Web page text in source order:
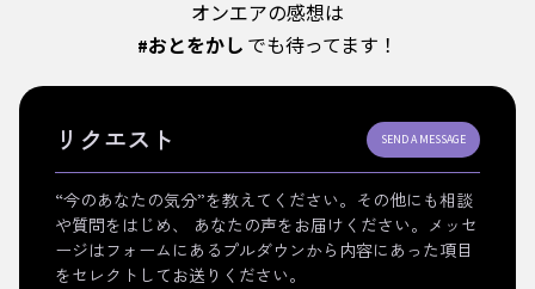
オンエアの感想は
#おとをかし でも待ってます！
リクエスト SEND A MESSAGE
“今のあなたの気分”を教えてください。その他にも相談
や質問をはじめ、 あなたの声をお届けください。メッセ
ージはフォームにあるプルダウンから内容にあった項目
をセレクトしてお送りください。